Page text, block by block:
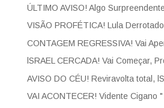
ÚLTIMO AVISO! Algo
VISÃO PROFÉTICA! Lula
CONTAGEM REGRESSIVA! Vai
lSRAEL CERCADA! Vai Começar,
AVISO DO CÉU! Reviravolta total,
VAI ACONTECER! Vidente Cigano